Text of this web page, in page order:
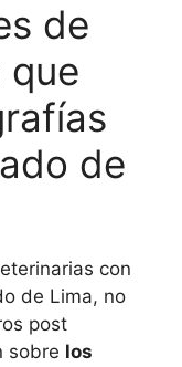
de
que
de
con
de Lima, no
post
sobre los